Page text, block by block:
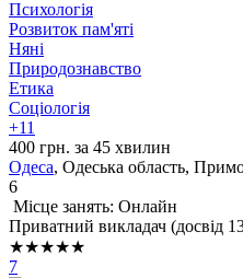
Психологія
Розвиток пам'яті
Няні
Природознавство
Етика
Соціологія
+11
400 грн. за 45 хвилин
Одеса, Одеська область,
6
Місце занять: Онлайн
Приватний викладач (досвід
★★★★★
7